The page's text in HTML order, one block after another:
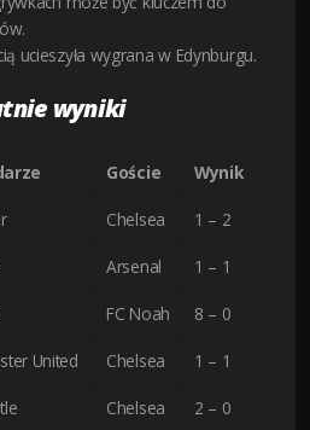
ucieszyła wygrana w Edynburgu.
wyniki
Goście Wynik
Chelsea 1 – 2
Arsenal 1 – 1
FC Noah 8 – 0
United Chelsea 1 – 1
Chelsea 2 – 0